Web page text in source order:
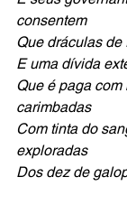
consentem
Que dráculas de
E uma dívida
Que é paga
carimbadas
Com tinta do
exploradas
Dos dez de